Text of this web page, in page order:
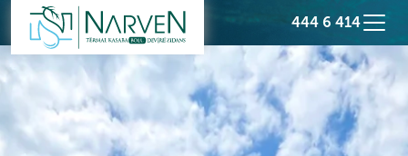
444 6 414